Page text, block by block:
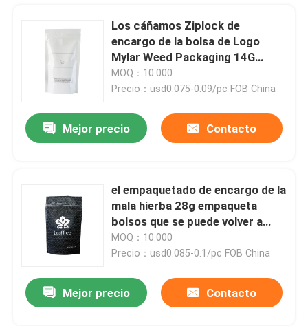
Los cáñamos Ziplock de
encargo de la bolsa de Logo
Mylar Weed Packaging 14G
florecen el empaquetado
MOQ：10.000
Precio：usd0.075-0.09/pc FOB China
Mejor precio Contacto
el empaquetado de encargo de la
mala hierba 28g empaqueta
bolsos que se puede volver a
sellar de la flor del cáñamo
MOQ：10.000
Precio：usd0.085-0.1/pc FOB China
Mejor precio Contacto